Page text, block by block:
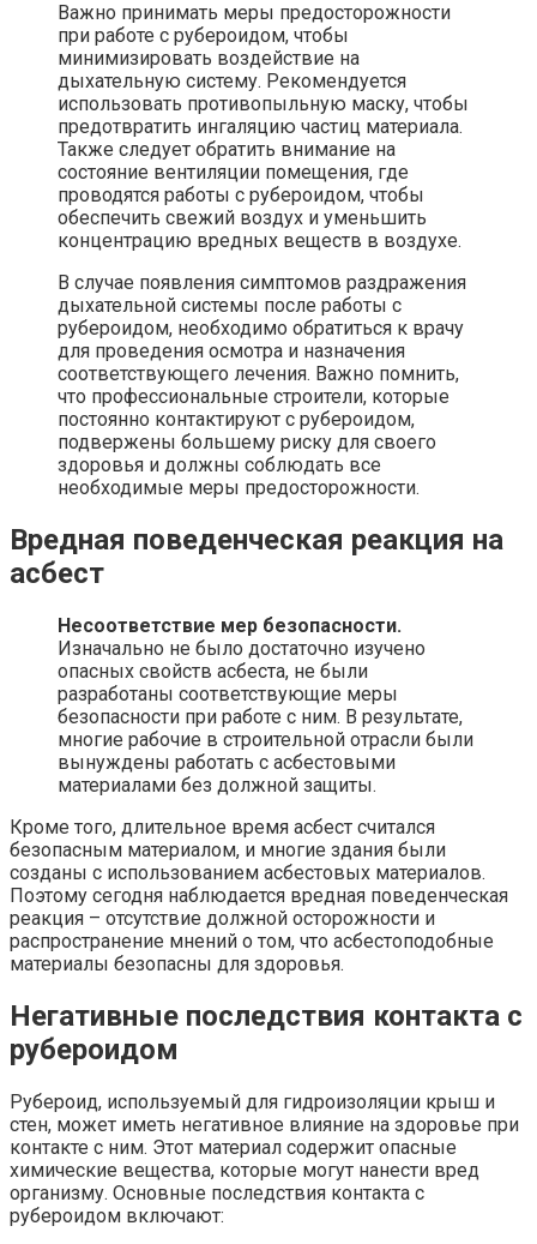
Важно принимать меры предосторожности
при работе с рубероидом, чтобы
минимизировать воздействие на
дыхательную систему. Рекомендуется
использовать противопыльную маску, чтобы
предотвратить ингаляцию частиц материала.
Также следует обратить внимание на
состояние вентиляции помещения, где
проводятся работы с рубероидом, чтобы
обеспечить свежий воздух и уменьшить
концентрацию вредных веществ в воздухе.
В случае появления симптомов раздражения
дыхательной системы после работы с
рубероидом, необходимо обратиться к врачу
для проведения осмотра и назначения
соответствующего лечения. Важно помнить,
что профессиональные строители, которые
постоянно контактируют с рубероидом,
подвержены большему риску для своего
здоровья и должны соблюдать все
необходимые меры предосторожности.
Вредная поведенческая реакция на
асбест
Несоответствие мер безопасности.
Изначально не было достаточно изучено
опасных свойств асбеста, не были
разработаны соответствующие меры
безопасности при работе с ним. В результате,
многие рабочие в строительной отрасли были
вынуждены работать с асбестовыми
материалами без должной защиты.
Кроме того, длительное время асбест считался
безопасным материалом, и многие здания были
созданы с использованием асбестовых материалов.
Поэтому сегодня наблюдается вредная поведенческая
реакция – отсутствие должной осторожности и
распространение мнений о том, что асбестоподобные
материалы безопасны для здоровья.
Негативные последствия контакта с
рубероидом
Рубероид, используемый для гидроизоляции крыш и
стен, может иметь негативное влияние на здоровье при
контакте с ним. Этот материал содержит опасные
химические вещества, которые могут нанести вред
организму. Основные последствия контакта с
рубероидом включают: